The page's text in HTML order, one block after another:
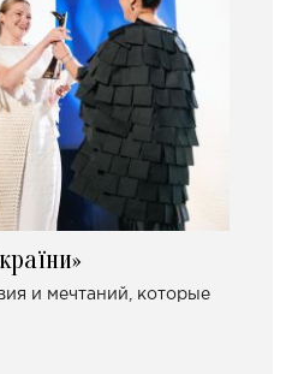
и мечтаний, которые